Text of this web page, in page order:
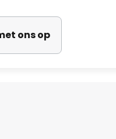
ons op